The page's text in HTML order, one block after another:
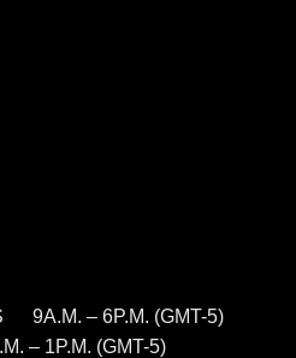
9A.M. – 6P.M. (GMT-5)
– 1P.M. (GMT-5)